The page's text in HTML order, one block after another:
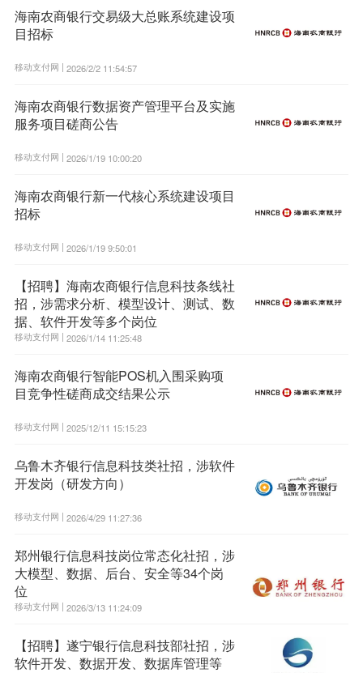
海南农商银行交易级大总账系统建设项
目招标
移动支付网 | 2026/2/2 11:54:57
海南农商银行数据资产管理平台及实施
服务项目磋商公告
移动支付网 | 2026/1/19 10:00:20
海南农商银行新一代核心系统建设项目
招标
移动支付网 | 2026/1/19 9:50:01
【招聘】海南农商银行信息科技条线社
招，涉需求分析、模型设计、测试、数
据、软件开发等多个岗位
移动支付网 | 2026/1/14 11:25:48
海南农商银行智能POS机入围采购项
目竞争性磋商成交结果公示
移动支付网 | 2025/12/11 15:15:23
乌鲁木齐银行信息科技类社招，涉软件
开发岗（研发方向）
移动支付网 | 2026/4/29 11:27:36
郑州银行信息科技岗位常态化社招，涉
大模型、数据、后台、安全等34个岗
位
移动支付网 | 2026/3/13 11:24:09
【招聘】遂宁银行信息科技部社招，涉
软件开发、数据开发、数据库管理等